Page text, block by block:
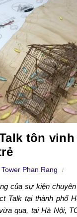
tôn vinh
Phan Rang
của sự kiện
Talk tại thành phố
qua, tại Hà Nội,